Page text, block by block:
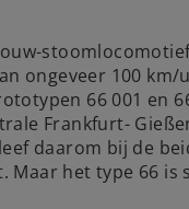
ongeveer 100
66 001 en
Frankfurt-
daarom bij de
Maar het type 66